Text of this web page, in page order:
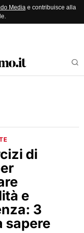
Mediae contribuisce alla
di
e
3
sapere